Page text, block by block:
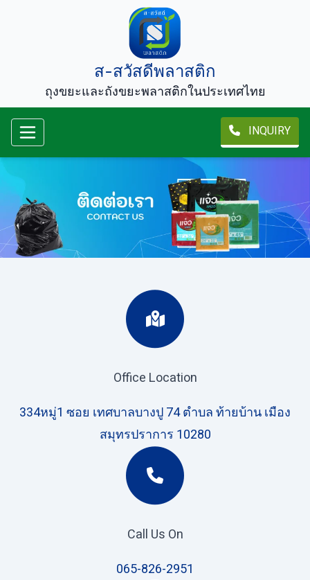
ส-สวัสดีพลาสติก
ถุงขยะและถังขยะพลาสติกในประเทศไทย
INQUIRY
Office Location
334หมู่1 ซอย เทศบาลบางปู 74 ตำบล ท้ายบ้าน เมือง
สมุทรปราการ 10280
Call Us On
065-826-2951